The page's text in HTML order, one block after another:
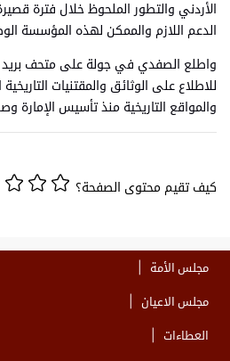
الأردني والتطور الملحوظ خلال فترة
الدعم اللازم والممكن لهذه المؤسسة
واطلع الصفدي في جولة على متحف بريد
للاطلاع على الوثائق والمقتنيات
والمواقع التاريخية منذ تأسيس الإمارة
كيف تقيم محتوى الصفحة؟
مجلس الأمة
مجلس الاعيان
العطاءات